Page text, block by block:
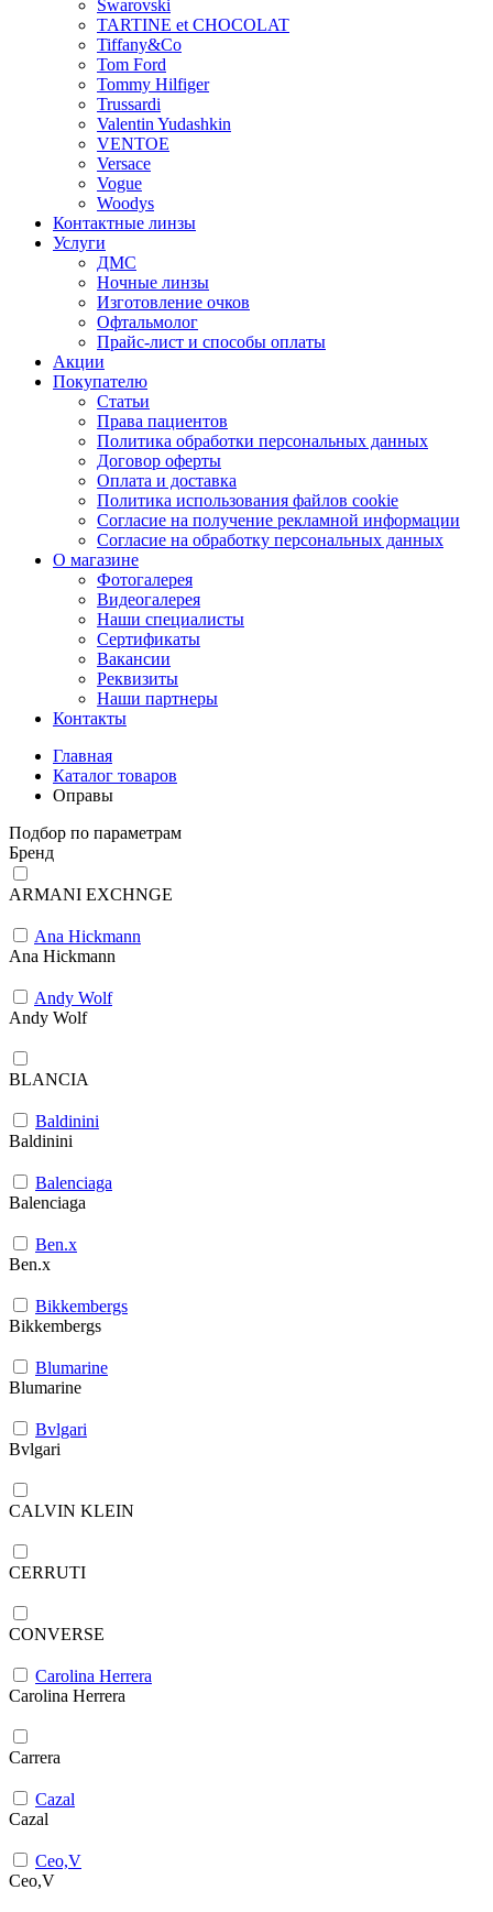
Swarovski
TARTINE et CHOCOLAT
Tiffany&Co
Tom Ford
Tommy Hilfiger
Trussardi
Valentin Yudashkin
VENTOE
Versace
Vogue
Woodys
Контактные линзы
Услуги
ДМС
Ночные линзы
Изготовление очков
Офтальмолог
Прайс-лист и способы оплаты
Акции
Покупателю
Статьи
Права пациентов
Политика обработки персональных данных
Договор оферты
Оплата и доставка
Политика использования файлов cookie
Согласие на получение рекламной информации
Согласие на обработку персональных данных
О магазине
Фотогалерея
Видеогалерея
Наши специалисты
Сертификаты
Вакансии
Реквизиты
Наши партнеры
Контакты
Главная
Каталог товаров
Оправы
Подбор по параметрам
Бренд
ARMANI EXCHNGE
Ana Hickmann
Ana Hickmann
Andy Wolf
Andy Wolf
BLANCIA
Baldinini
Baldinini
Balenciaga
Balenciaga
Ben.x
Ben.x
Bikkembergs
Bikkembergs
Blumarine
Blumarine
Bvlgari
Bvlgari
CALVIN KLEIN
CERRUTI
CONVERSE
Carolina Herrera
Carolina Herrera
Carrera
Cazal
Cazal
Ceo,V
Ceo,V